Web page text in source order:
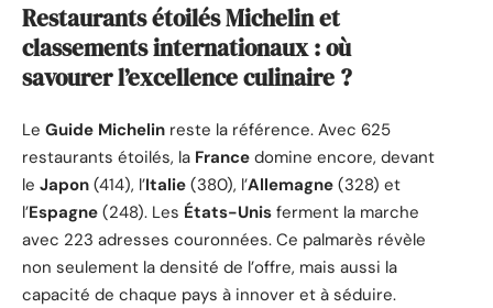
Restaurants étoilés Michelin et
classements internationaux : où
savourer l’excellence culinaire ?
Le Guide Michelin reste la référence. Avec 625
restaurants étoilés, la France domine encore, devant
le Japon (414), l’Italie (380), l’Allemagne (328) et
l’Espagne (248). Les États-Unis ferment la marche
avec 223 adresses couronnées. Ce palmarès révèle
non seulement la densité de l’offre, mais aussi la
capacité de chaque pays à innover et à séduire.